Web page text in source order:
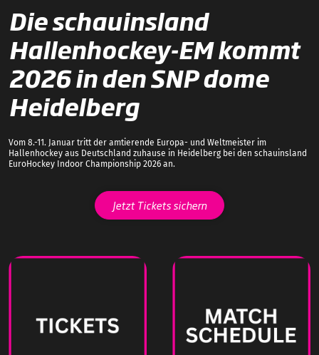
Die schauinsland
Hallenhockey-EM kommt
2026 in den SNP dome
Heidelberg
Vom 8.-11. Januar tritt der amtierende Europa- und Weltmeister im
Hallenhockey aus Deutschland zuhause in Heidelberg bei den schauinsland
EuroHockey Indoor Championship 2026 an.
Jetzt Tickets sichern